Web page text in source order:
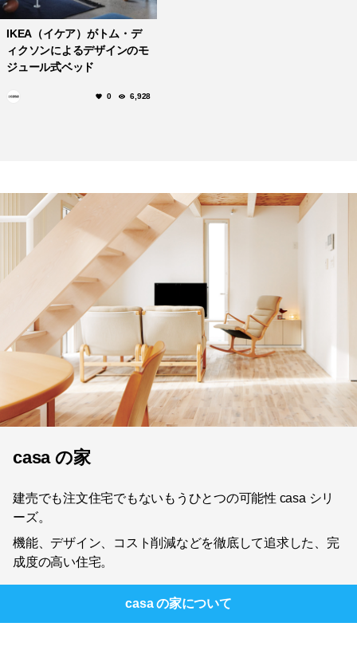
IKEA（イケア）がトム・デ
ィクソンによるデザインのモ
ジュール式ベッド
0 6,928
casa の家
建売でも注文住宅でもないもうひとつの可能性 casa シリ
ーズ。
機能、デザイン、コスト削減などを徹底して追求した、完
成度の高い住宅。
casa の家について